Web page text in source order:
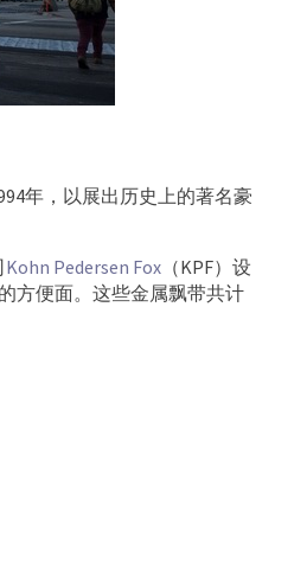
年，以展出历史上的著名豪
Kohn Pedersen Fox （KPF）设
方便面。这些金属飘带共计